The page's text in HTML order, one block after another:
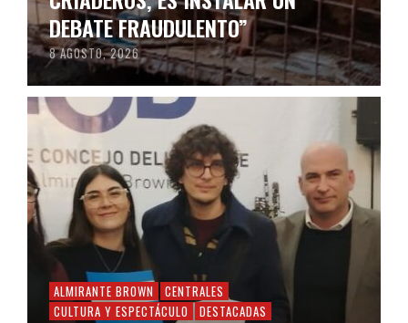
DEBATE FRAUDULENTO”
8 AGOSTO, 2026
ALMIRANTE BROWN
CENTRALES
CULTURA Y ESPECTÁCULO
DESTACADAS